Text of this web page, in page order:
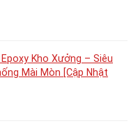
Kho Xưởng – Siêu
Mài Mòn [Cập Nhật